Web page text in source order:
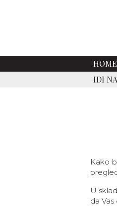
HOME
IDI
Kako
U
da